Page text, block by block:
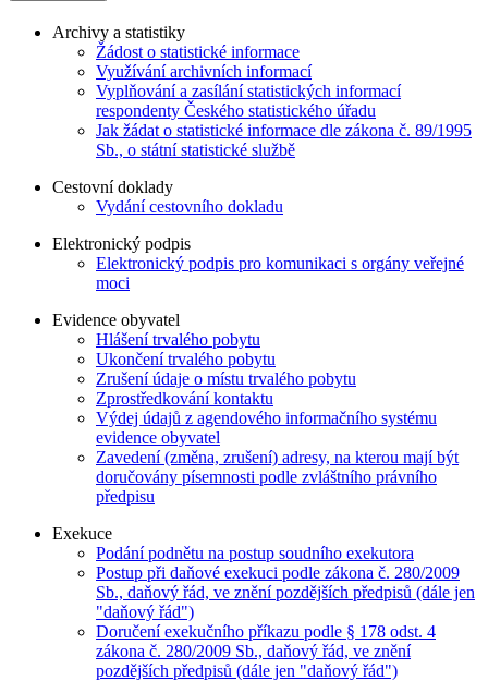
Archivy a statistiky
Žádost o statistické informace
Využívání archivních informací
Vyplňování a zasílání statistických informací
respondenty Českého statistického úřadu
Jak žádat o statistické informace dle zákona č. 89/1995
Sb., o státní statistické službě
Cestovní doklady
Vydání cestovního dokladu
Elektronický podpis
Elektronický podpis pro komunikaci s orgány veřejné
moci
Evidence obyvatel
Hlášení trvalého pobytu
Ukončení trvalého pobytu
Zrušení údaje o místu trvalého pobytu
Zprostředkování kontaktu
Výdej údajů z agendového informačního systému
evidence obyvatel
Zavedení (změna, zrušení) adresy, na kterou mají být
doručovány písemnosti podle zvláštního právního
předpisu
Exekuce
Podání podnětu na postup soudního exekutora
Postup při daňové exekuci podle zákona č. 280/2009
Sb., daňový řád, ve znění pozdějších předpisů (dále jen
"daňový řád")
Doručení exekučního příkazu podle § 178 odst. 4
zákona č. 280/2009 Sb., daňový řád, ve znění
pozdějších předpisů (dále jen "daňový řád")